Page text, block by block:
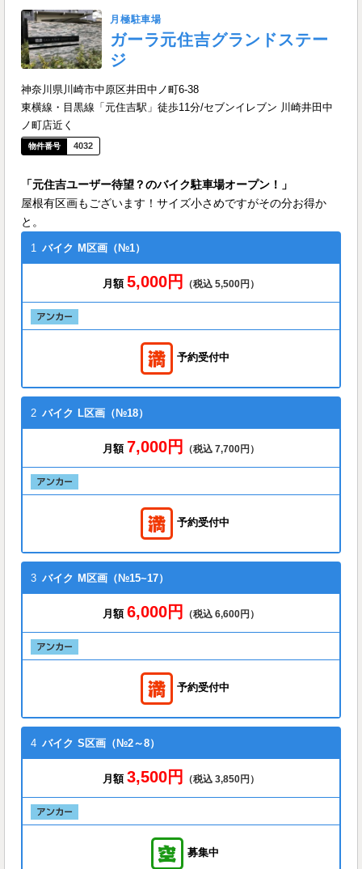
月極駐車場
ガーラ元住吉グランドステー
ジ
神奈川県川崎市中原区井田中ノ町6-38
東横線・目黒線「元住吉駅」徒歩11分/セブンイレブン 川崎井田中
ノ町店近く
4032
「元住吉ユーザー待望？のバイク駐車場オープン！」
屋根有区画もございます！サイズ小さめですがその分お得か
と。
1 バイク M区画（№1）
月額 5,000円 （税込 5,500円）
予約受付中
2 バイク L区画（№18）
月額 7,000円 （税込 7,700円）
予約受付中
3 バイク M区画（№15~17）
月額 6,000円 （税込 6,600円）
予約受付中
4 バイク S区画（№2～8）
月額 3,500円 （税込 3,850円）
募集中